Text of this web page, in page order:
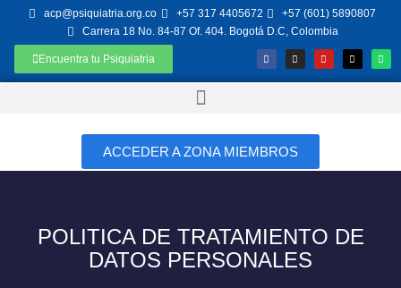
acp@psiquiatria.org.co +57 317 4405672
+57 (601) 5890807
Carrera 18 No. 84-87 Of. 404. Bogotá D.C, Colombia
Encuentra tu Psiquiatria
ACCEDER A ZONA MIEMBROS
POLITICA DE TRATAMIENTO DE
DATOS PERSONALES